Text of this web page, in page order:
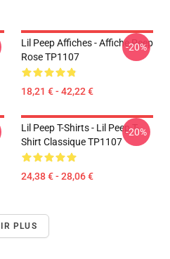
Lil Peep Affiches - Affiche Peep
Rose TP1107
18,21 € - 42,22 €
-20%
Lil Peep T-Shirts - Lil Peep T-
Shirt Classique TP1107
24,38 € - 28,06 €
-20%
PLUS